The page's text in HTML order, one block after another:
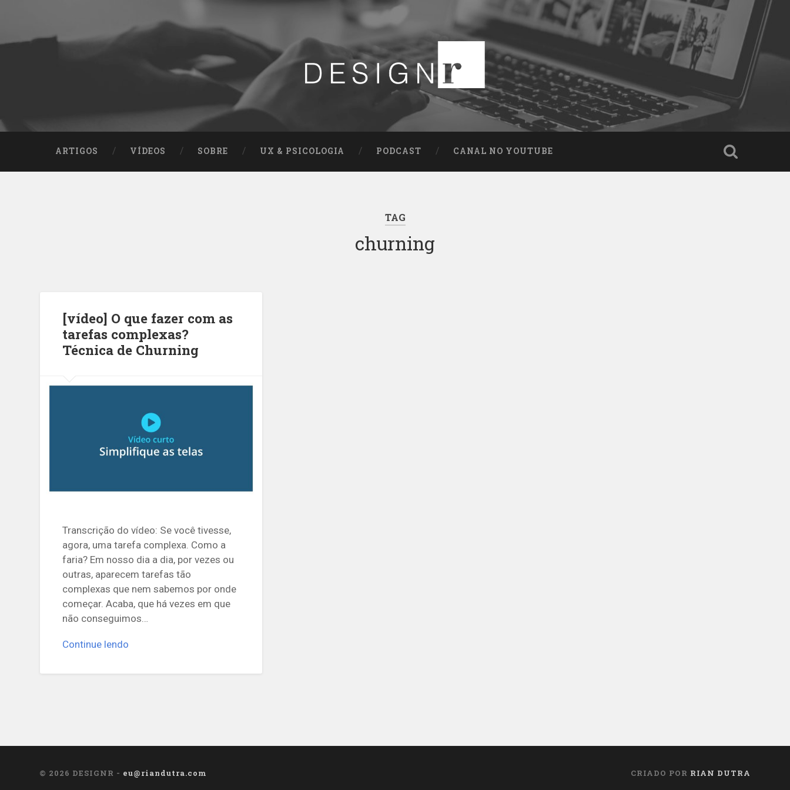
ARTIGOS VÍDEOS SOBRE UX & PSICOLOGIA PODCAST CANAL NO YOUTUBE
TAG
churning
[vídeo] O que fazer com as
tarefas complexas?
Técnica de Churning
Transcrição do vídeo: Se você tivesse,
agora, uma tarefa complexa. Como a
faria? Em nosso dia a dia, por vezes ou
outras, aparecem tarefas tão
complexas que nem sabemos por onde
começar. Acaba, que há vezes em que
não conseguimos…
Continue lendo
© 2026 DESIGNR - eu@riandutra.com CRIADO POR RIAN DUTRA